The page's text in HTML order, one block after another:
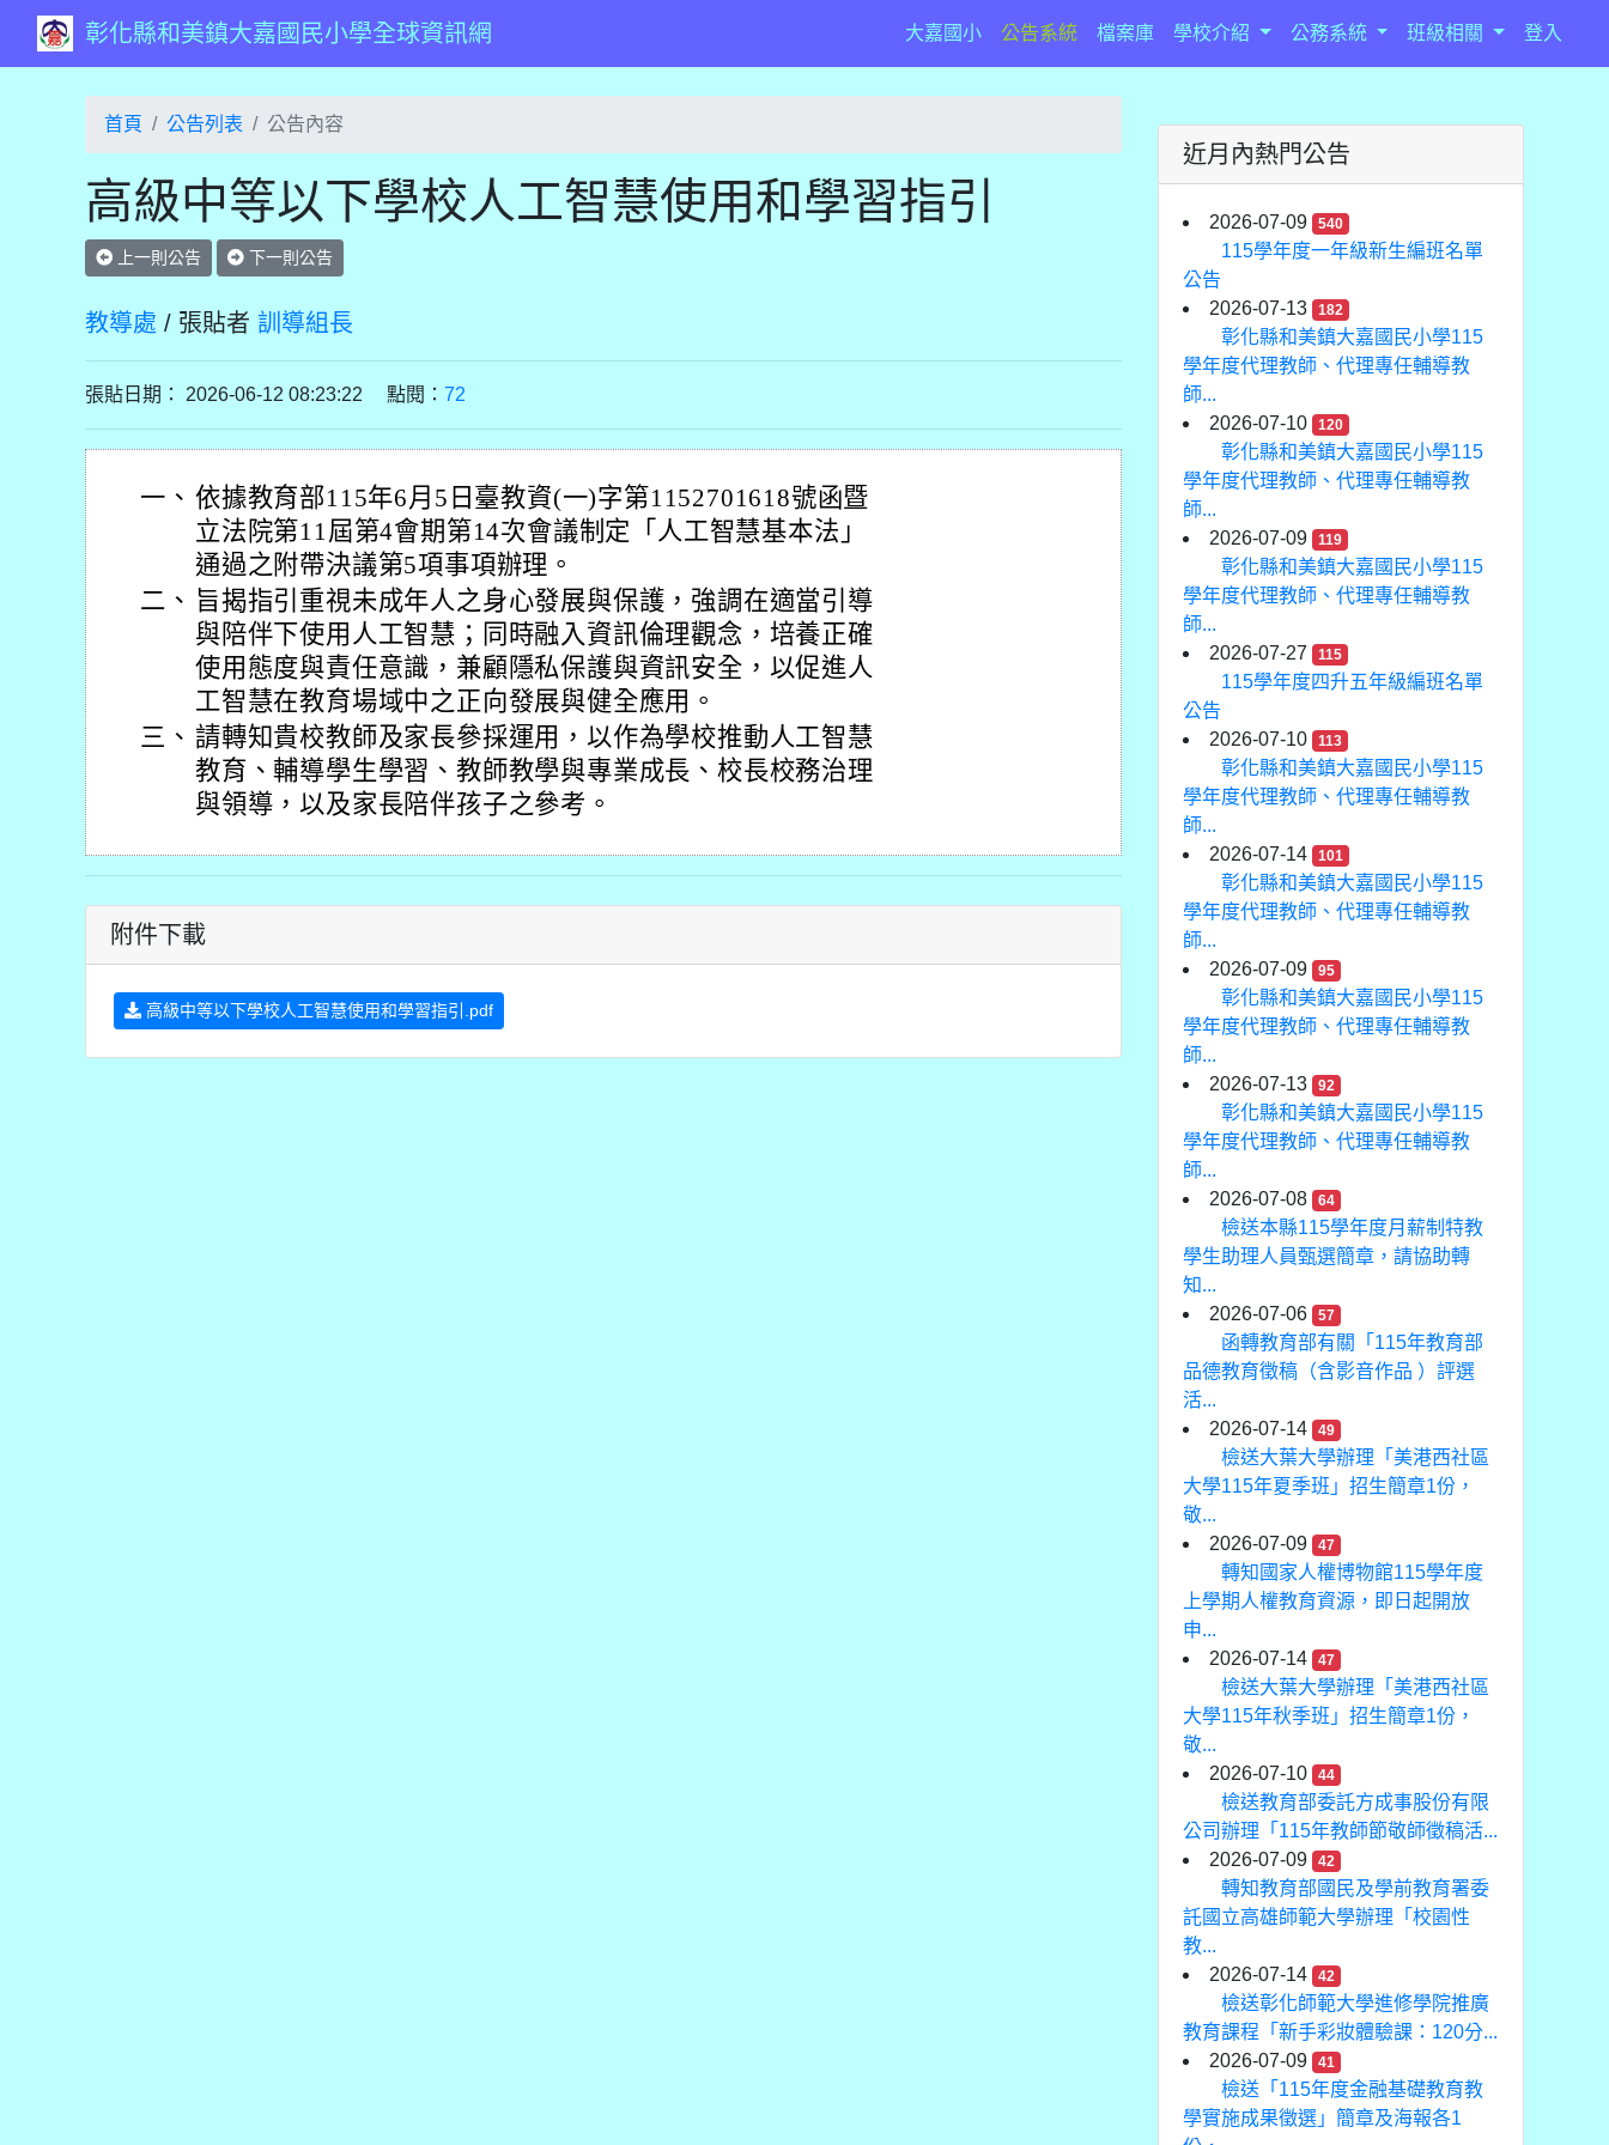
彰化縣和美鎮大嘉國民小學全球資訊網 大嘉國小(current)
公告系統 檔案庫 學校介紹 公務系統 班級相關 登入
首頁 公告列表 公告內容
高級中等以下學校人工智慧使用和學習指引
上一則公告 下一則公告
教導處 / 張貼者 訓導組長
張貼日期： 2026-06-12 08:23:22 點閱： 72
一、 依據教育部115年6月5日臺教資(一)字第1152701618號函暨
立法院第11屆第4會期第14次會議制定「人工智慧基本法」
通過之附帶決議第5項事項辦理。
二、 旨揭指引重視未成年人之身心發展與保護，強調在適當引導
與陪伴下使用人工智慧；同時融入資訊倫理觀念，培養正確
使用態度與責任意識，兼顧隱私保護與資訊安全，以促進人
工智慧在教育場域中之正向發展與健全應用。
三、 請轉知貴校教師及家長參採運用，以作為學校推動人工智慧
教育、輔導學生學習、教師教學與專業成長、校長校務治理
與領導，以及家長陪伴孩子之參考。
附件下載
高級中等以下學校人工智慧使用和學習指引.pdf
近月內熱門公告
2026-07-09 540
115學年度一年級新生編班名單
公告
2026-07-13
182
彰化縣和美鎮大嘉國民小學115
學年度代理教師、代理專任輔導教
師...
2026-07-10
120
彰化縣和美鎮大嘉國民小學115
學年度代理教師、代理專任輔導教
師...
2026-07-09
119
彰化縣和美鎮大嘉國民小學115
學年度代理教師、代理專任輔導教
師...
2026-07-27
115
115學年度四升五年級編班名單
公告
2026-07-10
113
彰化縣和美鎮大嘉國民小學115
學年度代理教師、代理專任輔導教
師...
2026-07-14
101
彰化縣和美鎮大嘉國民小學115
學年度代理教師、代理專任輔導教
師...
2026-07-09
95
彰化縣和美鎮大嘉國民小學115
學年度代理教師、代理專任輔導教
師...
2026-07-13
92
彰化縣和美鎮大嘉國民小學115
學年度代理教師、代理專任輔導教
師...
2026-07-08
64
檢送本縣115學年度月薪制特教
學生助理人員甄選簡章，請協助轉
知...
2026-07-06
57
函轉教育部有關「115年教育部
品德教育徵稿（含影音作品 ）評選
活...
2026-07-14
49
檢送大葉大學辦理「美港西社區
大學115年夏季班」招生簡章1份，
敬...
2026-07-09
47
轉知國家人權博物館115學年度
上學期人權教育資源，即日起開放
申...
2026-07-14
47
檢送大葉大學辦理「美港西社區
大學115年秋季班」招生簡章1份，
敬...
2026-07-10
44
檢送教育部委託方成事股份有限
公司辦理「115年教師節敬師徵稿活...
2026-07-09
42
轉知教育部國民及學前教育署委
託國立高雄師範大學辦理「校園性
教...
2026-07-14
42
檢送彰化師範大學進修學院推廣
教育課程「新手彩妝體驗課：120分...
2026-07-09
41
檢送「115年度金融基礎教育教
學實施成果徵選」簡章及海報各1